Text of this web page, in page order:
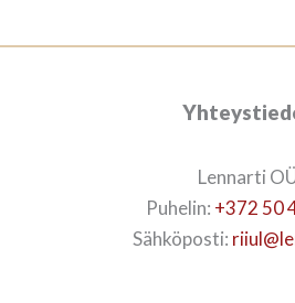
Lennarti
Puhelin: +372 50
Sähköposti: